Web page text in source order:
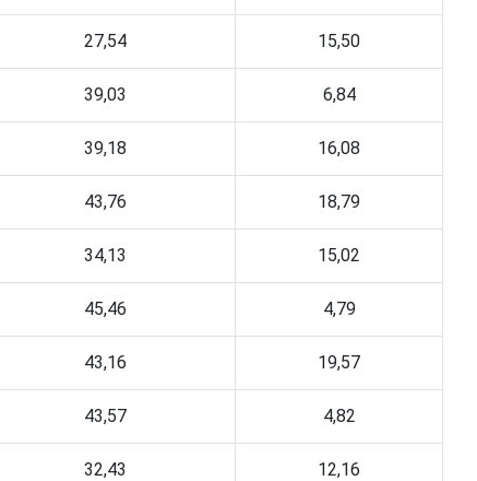
27,54 15,50
39,03 6,84
39,18 16,08
43,76 18,79
34,13 15,02
45,46 4,79
43,16 19,57
43,57 4,82
32,43 12,16